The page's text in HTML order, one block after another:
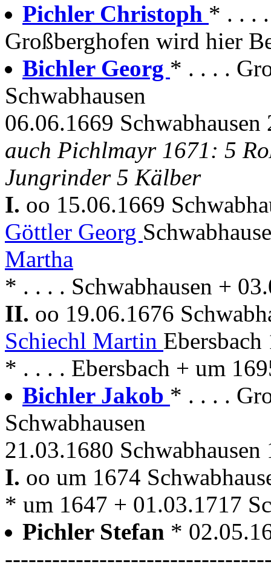
Pichler Christoph * . . .
Großberghofen wird hier
Bichler Georg * . . . .
Schwabhausen
06.06.1669
auch Pichlmayr 1671: 5
Jungrinder 5 Kälber
I. oo 15.06.1669
Göttler Georg
Martha
* . . . . Schwabhausen +
II. oo 19.06.1676
Schiechl Martin
* . . . . Ebersbach + um
Bichler Jakob * . . . .
Schwabhausen
21.03.1680 Schwabhausen
I. oo um 1674
* um 1647 + 01.03.1717
Pichler Stefan *